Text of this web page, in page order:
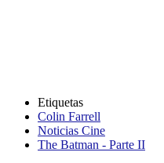
Etiquetas
Colin Farrell
Noticias Cine
The Batman - Parte II